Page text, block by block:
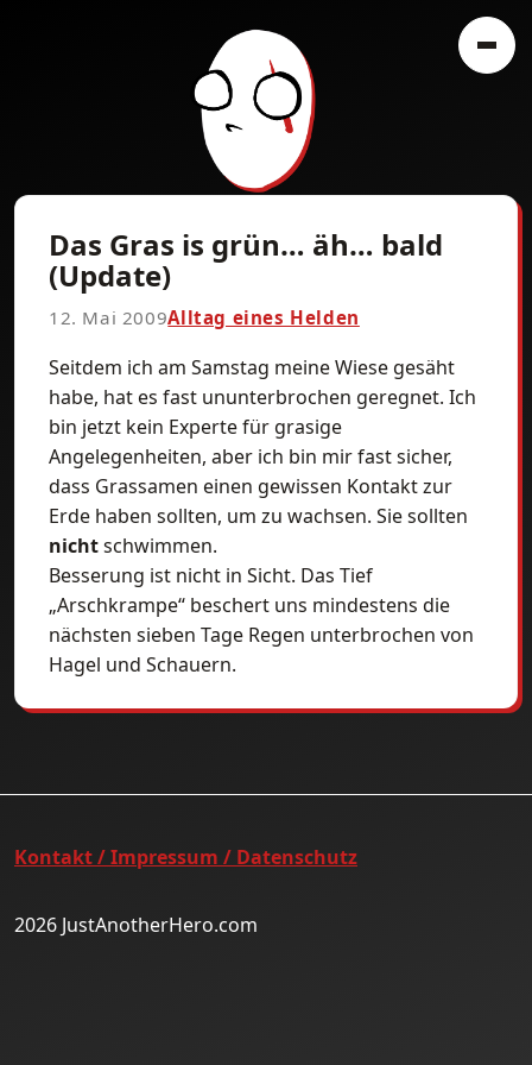
Das Gras is grün… äh… bald
(Update)
12. Mai 2009Alltag eines Helden
Seitdem ich am Samstag meine Wiese gesäht
habe, hat es fast ununterbrochen geregnet. Ich
bin jetzt kein Experte für grasige
Angelegenheiten, aber ich bin mir fast sicher,
dass Grassamen einen gewissen Kontakt zur
Erde haben sollten, um zu wachsen. Sie sollten
nichtschwimmen.
Besserung ist nicht in Sicht. Das Tief
„Arschkrampe“ beschert uns mindestens die
nächsten sieben Tage Regen unterbrochen von
Hagel und Schauern.
Kontakt / Impressum / Datenschutz
2026 JustAnotherHero.com